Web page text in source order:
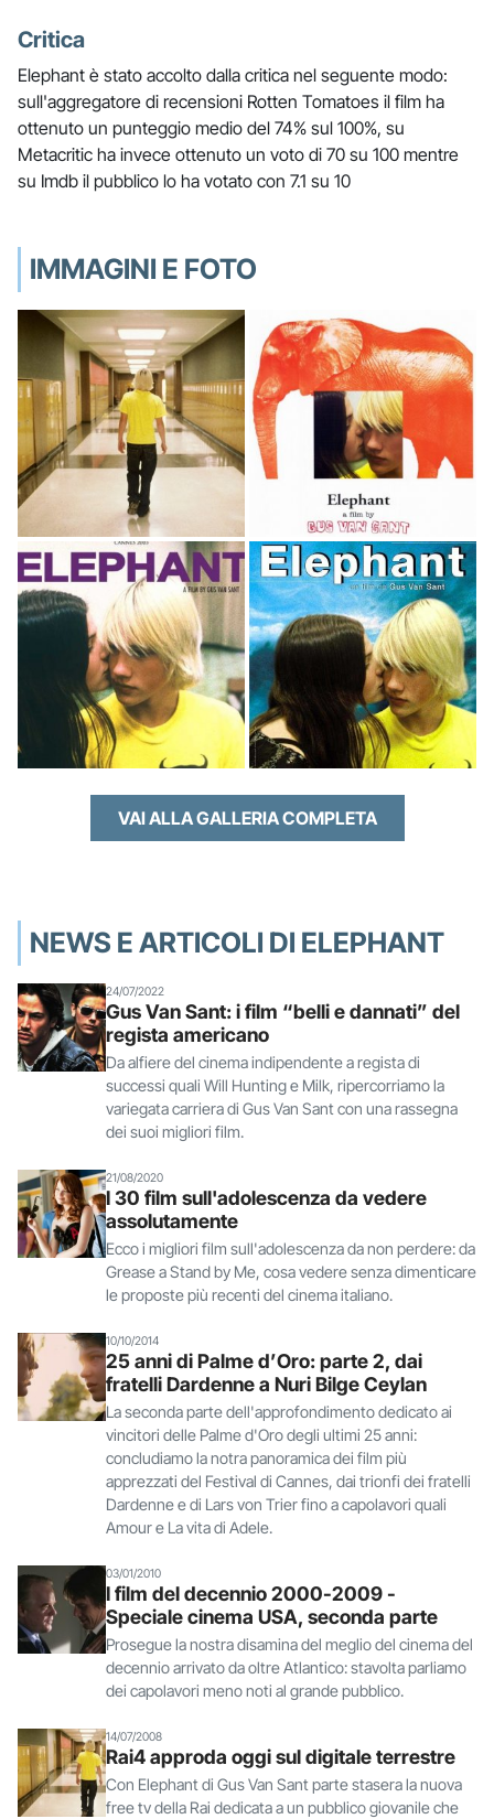
Critica
Elephant è stato accolto dalla critica nel seguente modo:
sull'aggregatore di recensioni Rotten Tomatoes il film ha
ottenuto un punteggio medio del 74% sul 100%, su
Metacritic ha invece ottenuto un voto di 70 su 100 mentre
su Imdb il pubblico lo ha votato con 7.1 su 10
IMMAGINI E FOTO
VAI ALLA GALLERIA COMPLETA
NEWS E ARTICOLI DI ELEPHANT
24/07/2022
Gus Van Sant: i film “belli e dannati” del
regista americano
Da alfiere del cinema indipendente a regista di
successi quali Will Hunting e Milk, ripercorriamo la
variegata carriera di Gus Van Sant con una rassegna
dei suoi migliori film.
21/08/2020
I 30 film sull'adolescenza da vedere
assolutamente
Ecco i migliori film sull'adolescenza da non perdere: da
Grease a Stand by Me, cosa vedere senza dimenticare
le proposte più recenti del cinema italiano.
10/10/2014
25 anni di Palme d’Oro: parte 2, dai
fratelli Dardenne a Nuri Bilge Ceylan
La seconda parte dell'approfondimento dedicato ai
vincitori delle Palme d'Oro degli ultimi 25 anni:
concludiamo la notra panoramica dei film più
apprezzati del Festival di Cannes, dai trionfi dei fratelli
Dardenne e di Lars von Trier fino a capolavori quali
Amour e La vita di Adele.
03/01/2010
I film del decennio 2000-2009 -
Speciale cinema USA, seconda parte
Prosegue la nostra disamina del meglio del cinema del
decennio arrivato da oltre Atlantico: stavolta parliamo
dei capolavori meno noti al grande pubblico.
14/07/2008
Rai4 approda oggi sul digitale terrestre
Con Elephant di Gus Van Sant parte stasera la nuova
free tv della Rai dedicata a un pubblico giovanile che